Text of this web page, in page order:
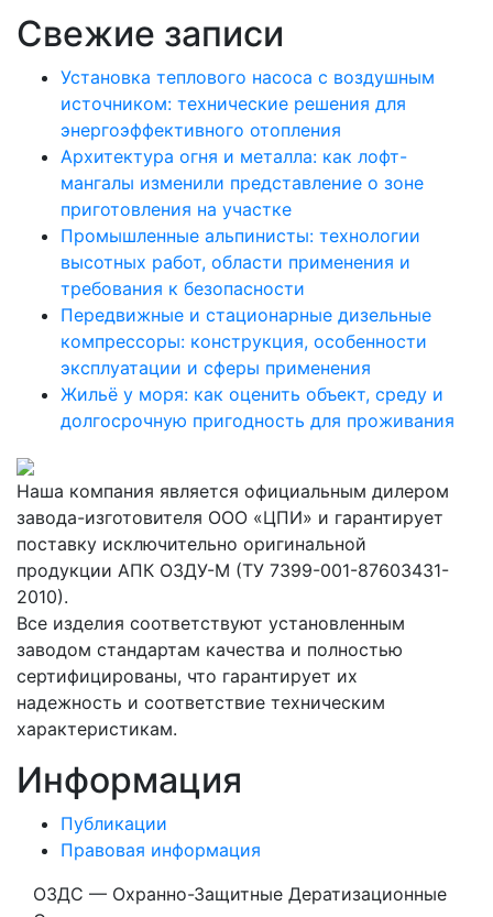
Свежие записи
Установка теплового насоса с воздушным
источником: технические решения для
энергоэффективного отопления
Архитектура огня и металла: как лофт-
мангалы изменили представление о зоне
приготовления на участке
Промышленные альпинисты: технологии
высотных работ, области применения и
требования к безопасности
Передвижные и стационарные дизельные
компрессоры: конструкция, особенности
эксплуатации и сферы применения
Жильё у моря: как оценить объект, среду и
долгосрочную пригодность для проживания
Наша компания является официальным дилером
завода-изготовителя ООО «ЦПИ» и гарантирует
поставку исключительно оригинальной
продукции АПК ОЗДУ-М (ТУ 7399-001-87603431-
2010).
Все изделия соответствуют установленным
заводом стандартам качества и полностью
сертифицированы, что гарантирует их
надежность и соответствие техническим
характеристикам.
Информация
Публикации
Правовая информация
ОЗДС — Охранно-Защитные Дератизационные